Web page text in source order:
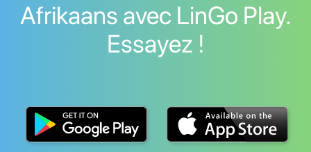
Afrikaans avec LinGo Play.
Essayez !